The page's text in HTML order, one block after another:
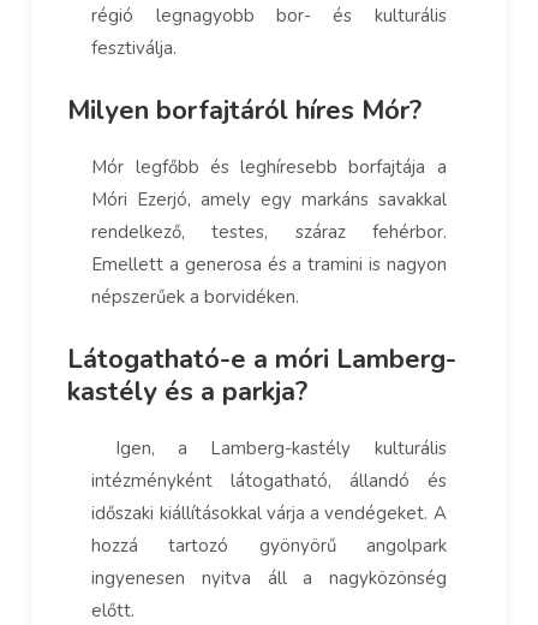
régió legnagyobb bor- és kulturális
fesztiválja.
Milyen borfajtáról híres Mór?
Mór legfőbb és leghíresebb borfajtája a
Móri Ezerjó, amely egy markáns savakkal
rendelkező, testes, száraz fehérbor.
Emellett a generosa és a tramini is nagyon
népszerűek a borvidéken.
Látogatható-e a móri Lamberg-
kastély és a parkja?
Igen, a Lamberg-kastély kulturális
intézményként látogatható, állandó és
időszaki kiállításokkal várja a vendégeket. A
hozzá tartozó gyönyörű angolpark
ingyenesen nyitva áll a nagyközönség
előtt.